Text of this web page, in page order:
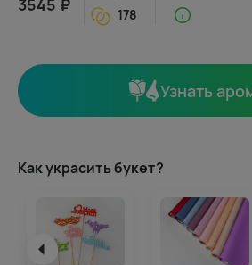
3545 ₽ 178
Узнать
Как украсить букет?